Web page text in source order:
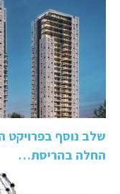
שלב נוסף בפרויקט
החלה בהריסת…